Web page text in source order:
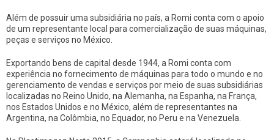
Além de possuir uma subsidiária no país, a Romi conta com o apoio
de um representante local para comercialização de suas máquinas,
peças e serviços no México.
Exportando bens de capital desde 1944, a Romi conta com
experiência no fornecimento de máquinas para todo o mundo e no
gerenciamento de vendas e serviços por meio de suas subsidiárias
localizadas no Reino Unido, na Alemanha, na Espanha, na França,
nos Estados Unidos e no México, além de representantes na
Argentina, na Colômbia, no Equador, no Peru e na Venezuela.